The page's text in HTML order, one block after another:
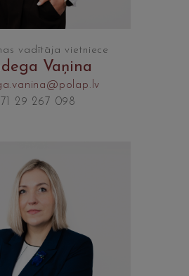
vadītāja vietniece
Vaņina
29 267 098